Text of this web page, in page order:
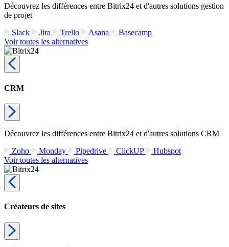
Découvrez les différences entre Bitrix24 et d'autres solutions gestion
de projet
Slack
Jira Trello Asana
Basecamp
Voir toutes les alternatives
CRM
Découvrez les différences entre Bitrix24 et d'autres solutions CRM
Zoho
Monday Pipedrive ClickUP
Hubspot
Voir toutes les alternatives
Créateurs de sites